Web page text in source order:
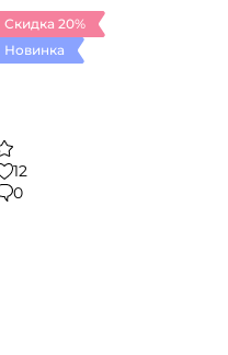
Скидка 20%
Новинка
12
0